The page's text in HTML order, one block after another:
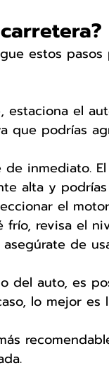
estos pasos
estaciona el
que podrías
inmediato. El
alta y
el
frío, revisa el
de
del auto, es
lo mejor es